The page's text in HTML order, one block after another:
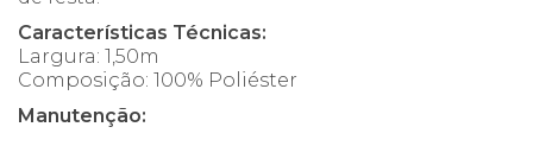
Características Técnicas:
Largura: 1,50m
Composição: 100% Poliéster
Manutenção: